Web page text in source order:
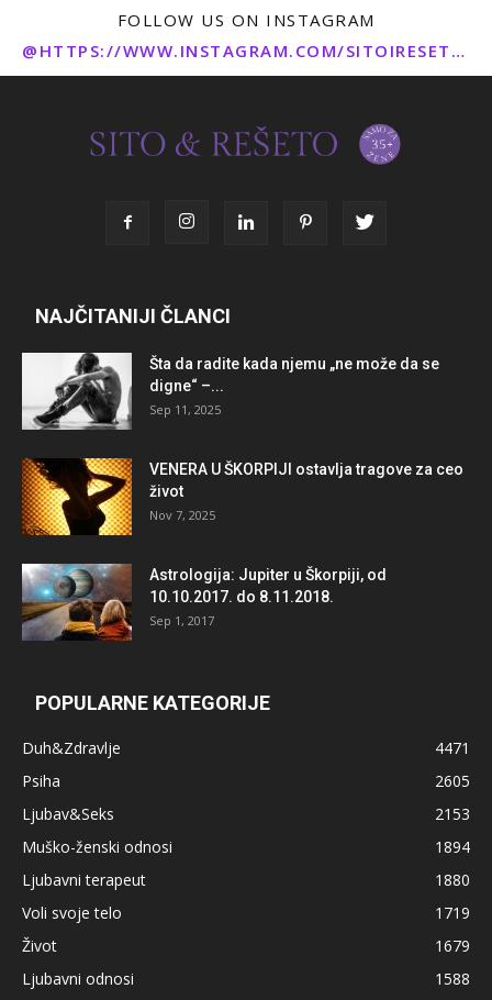
FOLLOW US ON INSTAGRAM
@HTTPS://WWW.INSTAGRAM.COM/SITOIRESETO/
NAJČITANIJI ČLANCI
Šta da radite kada njemu „ne može da se
digne“ –...
Sep 11, 2025
VENERA U ŠKORPIJI ostavlja tragove za ceo
život
Nov 7, 2025
Astrologija: Jupiter u Škorpiji, od
10.10.2017. do 8.11.2018.
Sep 1, 2017
POPULARNE KATEGORIJE
Duh&Zdravlje
4471
Psiha
2605
Ljubav&Seks
2153
Muško-ženski odnosi
1894
Ljubavni terapeut
1880
Voli svoje telo
1719
Život
1679
Ljubavni odnosi
1588